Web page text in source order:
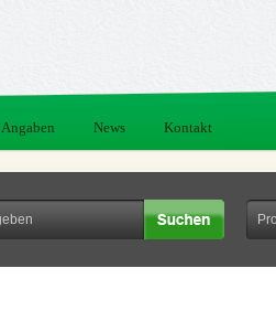
News Kontakt